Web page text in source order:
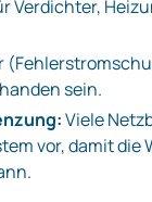
Verdichter,
sein.
Viele
vor, damit die